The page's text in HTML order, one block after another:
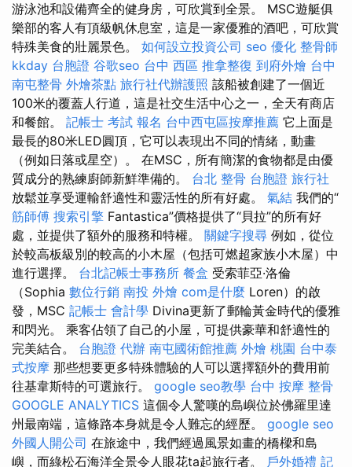
游泳池和設備齊全的健身房，可欣賞到全景。 MSC遊艇俱
樂部的客人有頂級帆休息室，這是一家優雅的酒吧，可欣賞
特殊美食的壯麗景色。 如何設立投資公司 seo 優化 整骨師
kkday 台胞證 谷歌seo 台中 西區 推拿整復 到府外燴 台中
南屯整骨 外燴茶點 旅行社代辦護照 該船被創建了一個近
100米的覆蓋人行道，這是社交生活中心之一，全天有商店
和餐館。 記帳士 考試 報名 台中西屯區按摩推薦 它上面是
最長的80米LED圓頂，它可以表現出不同的情緒，動畫
（例如日落或星空）。 在MSC，所有簡潔的食物都是由優
質成分的熟練廚師新鮮準備的。 台北 整骨 台胞證 旅行社
放鬆並享受運輸舒適性和靈活性的所有好處。 氣結 我們的“
筋師傅 搜索引擎 Fantastica”價格提供了“貝拉”的所有好
處，並提供了額外的服務和特權。 關鍵字搜尋 例如，從位
於較高板級別的較高的小木屋（包括可燃超家族小木屋）中
進行選擇。 台北記帳士事務所 餐盒 受索菲亞·洛倫
（Sophia 數位行銷 南投 外燴 com是什麼 Loren）的啟
發，MSC 記帳士 會計學 Divina更新了郵輪黃金時代的優雅
和閃光。 乘客佔領了自己的小屋，可提供豪華和舒適性的
完美結合。 台胞證 代辦 南屯國術館推薦 外燴 桃園 台中泰
式按摩 那些想要更多特殊體驗的人可以選擇額外的費用前
往基韋斯特的可選旅行。 google seo教學 台中 按摩 整骨
GOOGLE ANALYTICS 這個令人驚嘆的島嶼位於佛羅里達
州最南端，這條路本身就是令人難忘的經歷。 google seo
外國人開公司 在旅途中，我們經過風景如畫的橋樑和島
嶼，而綠松石海洋全景令人眼花ta起旅行者。 戶外婚禮 記